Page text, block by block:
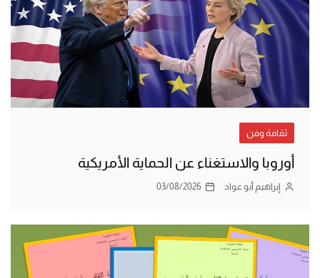
ثقافة وفن
أوروبا والاستغناء عن الحماية الأمريكية
إبراهيم أبو عواد 03/08/2026